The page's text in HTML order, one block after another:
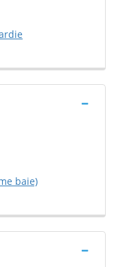
baie)